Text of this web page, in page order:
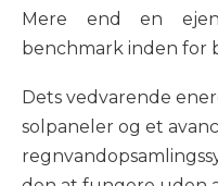
Mere end en
benchmark inden for
Dets vedvarende
solpaneler og et